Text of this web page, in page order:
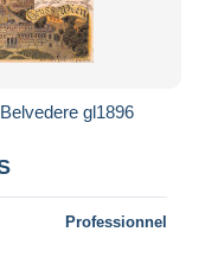
gl1896
Professionnel